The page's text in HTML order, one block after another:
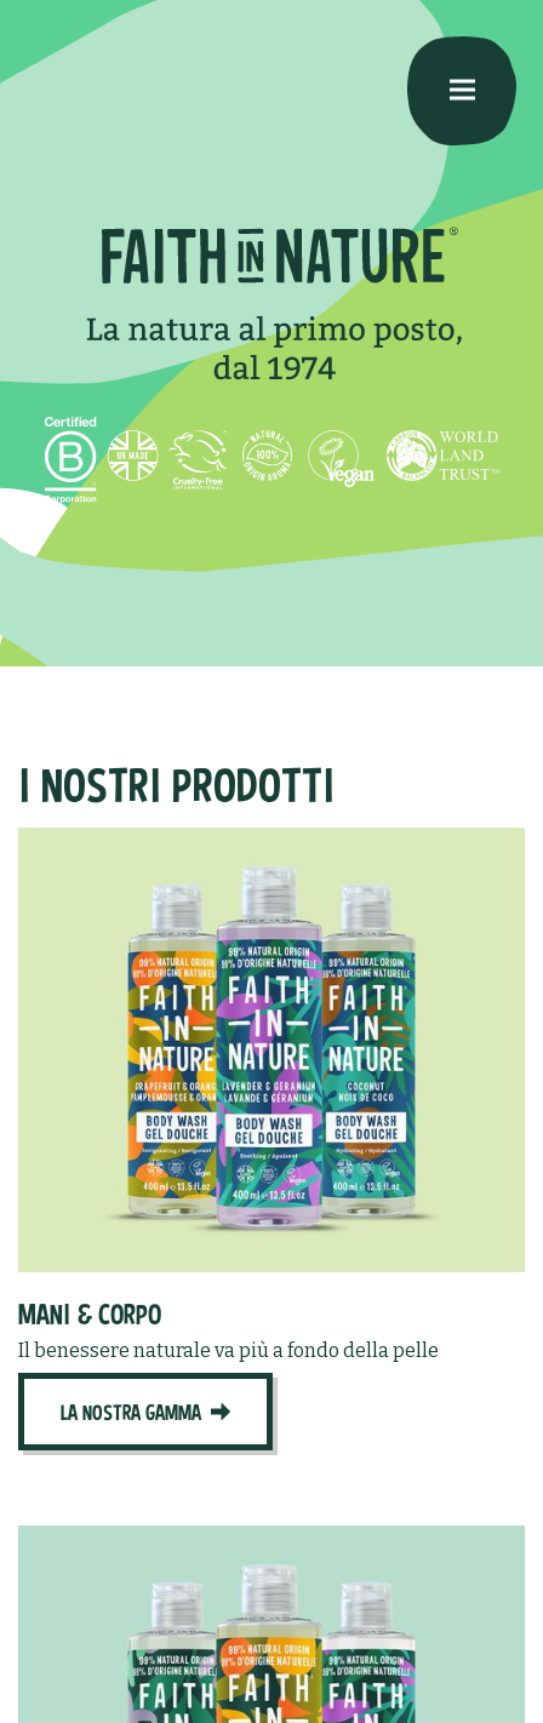
I NOSTRI PRODOTTI
MANI & CORPO
Il benessere naturale va più a fondo della pelle
LA NOSTRA GAMMA